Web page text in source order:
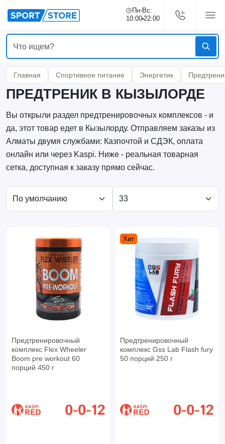
Пн-Вс:
10:00 22:00
Главная Спортивное питание Энергетик
ПРЕДТРЕНИК В КЫЗЫЛОРДЕ
Вы открыли раздел предтренировочных комплексов - и
да, этот товар едет в Кызылорду. Отправляем заказы из
Алматы двумя службами: Казпочтой и СДЭК, оплата
онлайн или через Kaspi. Ниже - реальная товарная
сетка, доступная к заказу прямо сейчас.
Предтренировочный
комплекс Flex Wheeler
Boom pre workout 60
порций 450 г
Хит
Предтренировочный
комплекс Gss Lab Flash fury
50 порций 250 г